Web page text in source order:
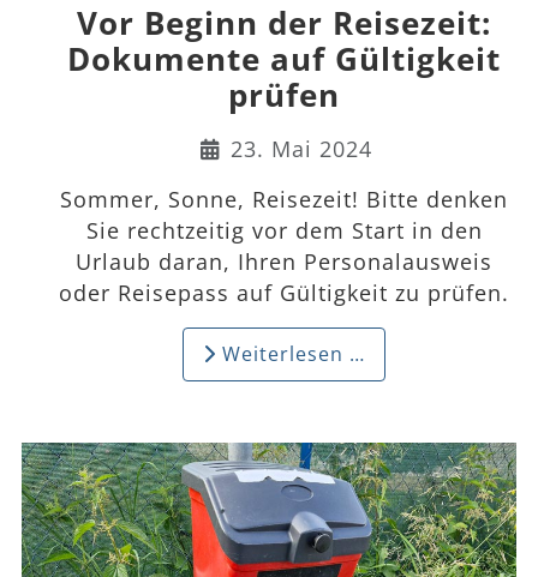
Vor Beginn der Reisezeit:
Dokumente auf Gültigkeit
prüfen
Details
23. Mai 2024
Sommer, Sonne, Reisezeit! Bitte denken
Sie rechtzeitig vor dem Start in den
Urlaub daran, Ihren Personalausweis
oder Reisepass auf Gültigkeit zu prüfen.
Weiterlesen …